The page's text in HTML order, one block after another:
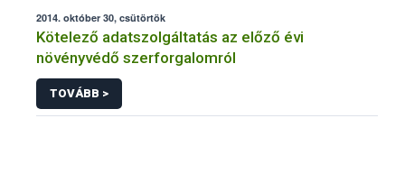
2014. október 30, csütörtök
Kötelező adatszolgáltatás az előző évi
növényvédő szerforgalomról
TOVÁBB >